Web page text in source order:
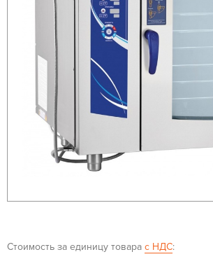
Стоимость за единицу товара с НДС: